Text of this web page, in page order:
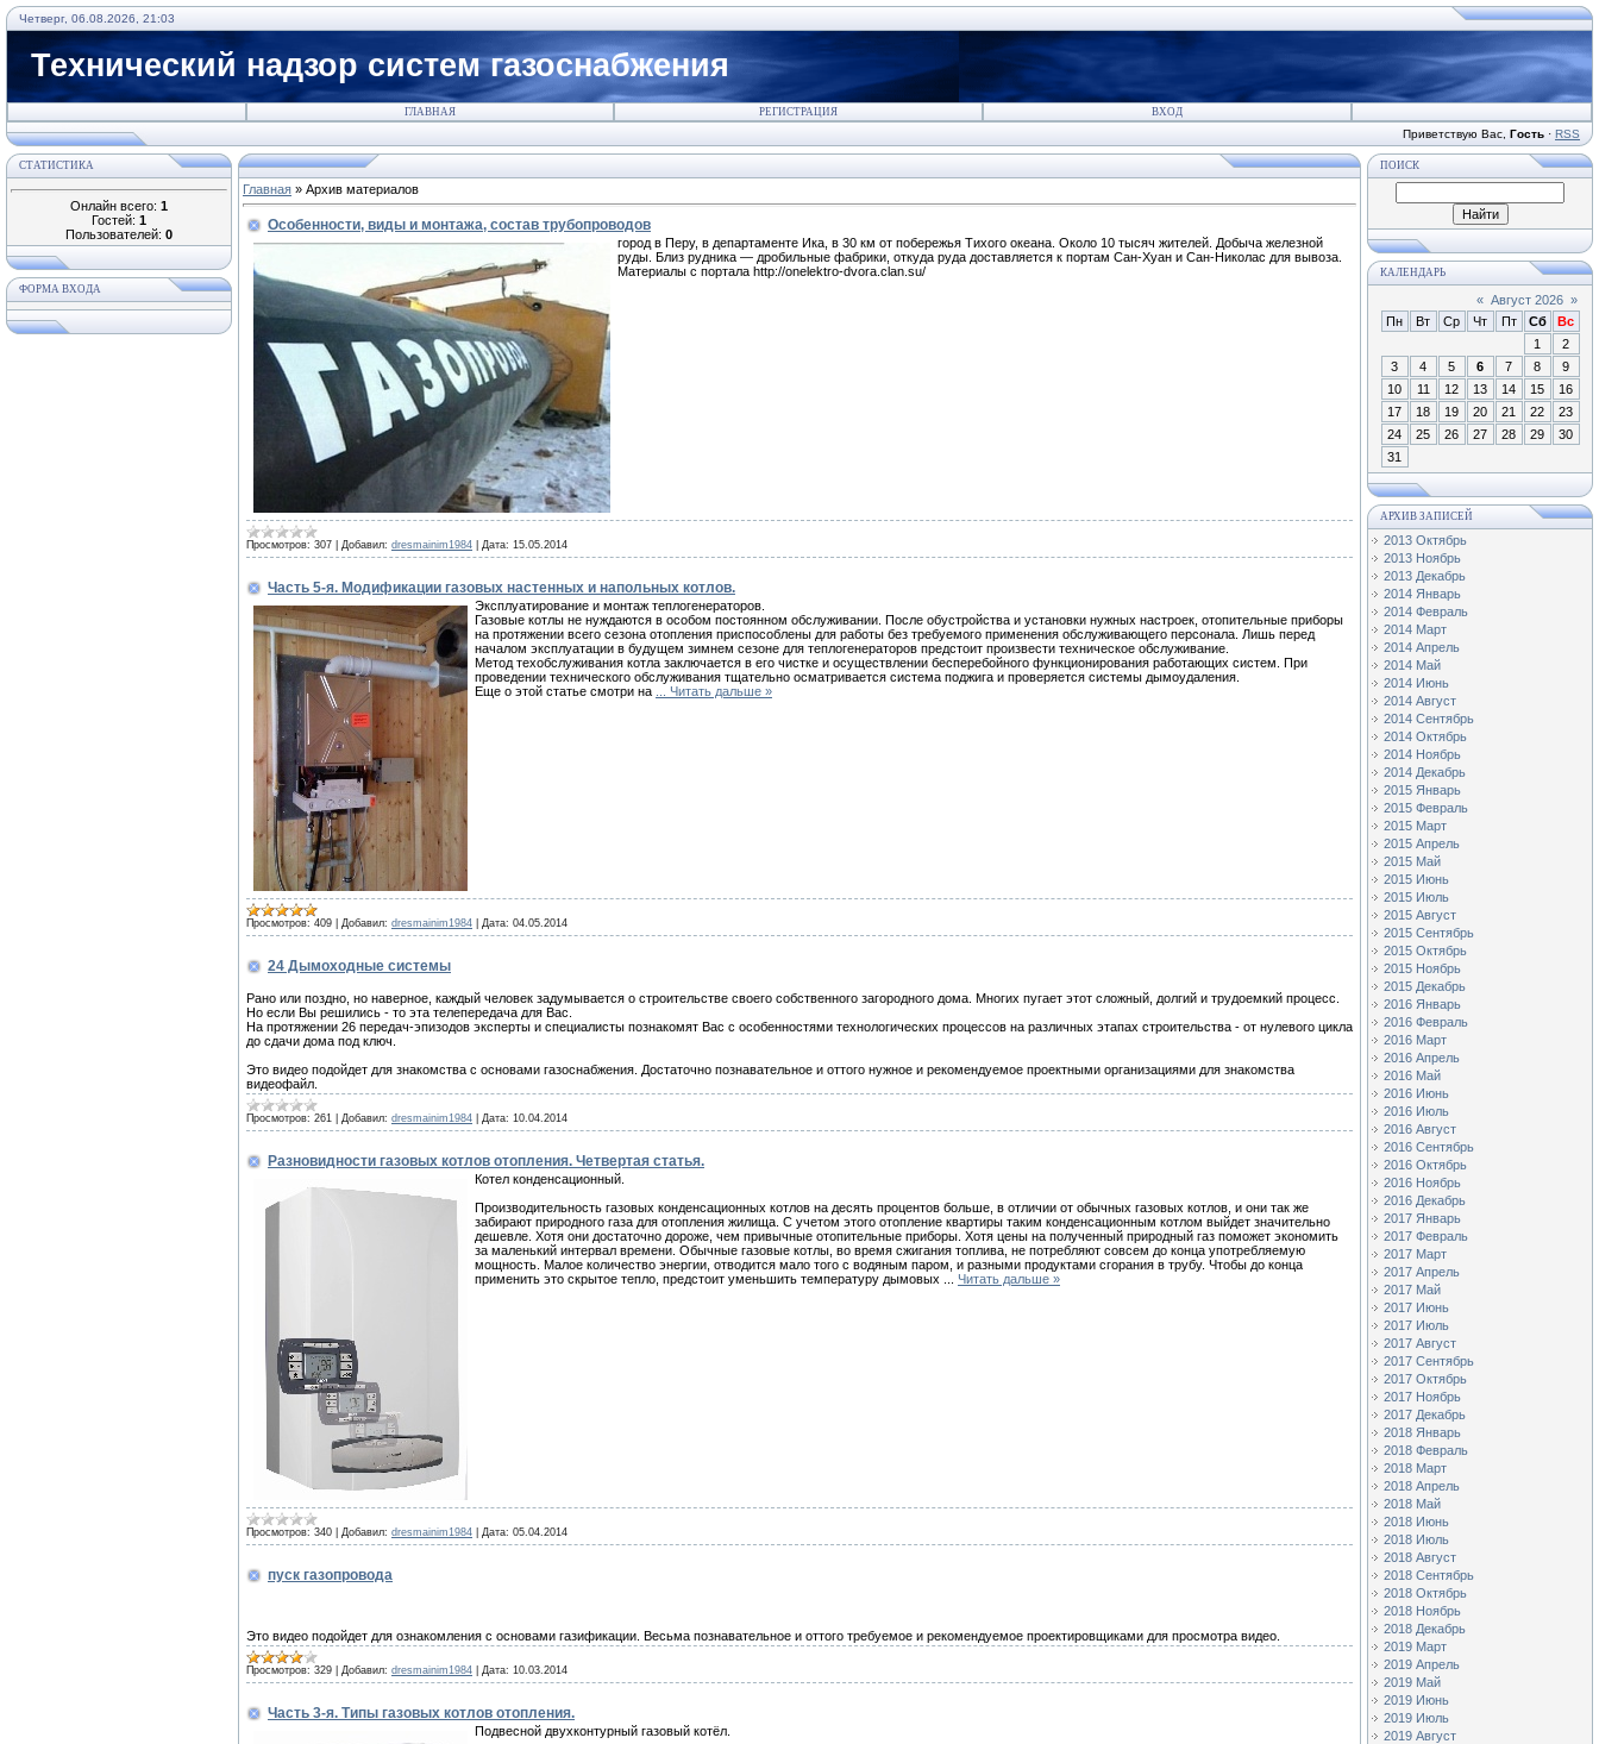
Четверг, 06.08.2026, 21:03
Технический надзор систем газоснабжения
ГЛАВНАЯ РЕГИСТРАЦИЯ ВХОД
Приветствую Вас Гость · RSS
СТАТИСТИКА
Онлайн всего: 1
Гостей: 1
Пользователей: 0
ФОРМА ВХОДА
Главная » Архив материалов
Особенности, виды и монтажа, состав трубопроводов
город в Перу, в департаменте Ика, в 30 км от побережья Тихого океана. Около 10 тысяч жителей. Добыча железной
руды. Близ рудника — дробильные фабрики, откуда руда доставляется к портам Сан-Хуан и Сан-Николас для вывоза.
Материалы с портала http://onelektro-dvora.clan.su/
Просмотров: 307 Добавил: dresmainim1984 Дата: 15.05.2014
Часть 5-я. Модификации газовых настенных и напольных котлов.
Эксплуатирование и монтаж теплогенераторов.
Газовые котлы не нуждаются в особом постоянном обслуживании. После обустройства и установки нужных настроек, отопительные приборы
на протяжении всего сезона отопления приспособлены для работы без требуемого применения обслуживающего персонала. Лишь перед
началом эксплуатации в будущем зимнем сезоне для теплогенераторов предстоит произвести техническое обслуживание.
Метод техобслуживания котла заключается в его чистке и осуществлении бесперебойного функционирования работающих систем. При
проведении технического обслуживания тщательно осматривается система поджига и проверяется системы дымоудаления.
Еще о этой статье смотри на
Читать дальше »
Просмотров: 409 Добавил: dresmainim1984 Дата: 04.05.2014
24 Дымоходные системы
Рано или поздно, но наверное, каждый человек задумывается о строительстве своего собственного загородного дома. Многих пугает этот сложный, долгий и трудоемкий процесс.
Но если Вы решились - то эта телепередача для Вас.
На протяжении 26 передач-эпизодов эксперты и специалисты познакомят Вас с особенностями технологических процессов на различных этапах строительства - от нулевого цикла
до сдачи дома под ключ.
Это видео подойдет для знакомства с основами газоснабжения. Достаточно познавательное и оттого нужное и рекомендуемое проектными организациями для знакомства
видеофайл.
Просмотров: 261 Добавил: dresmainim1984 Дата: 10.04.2014
Разновидности газовых котлов отопления. Четвертая статья.
Котел конденсационный.
Производительность газовых конденсационных котлов на десять процентов больше, в отличии от обычных газовых котлов, и они так же
забирают природного газа для отопления жилища. С учетом этого отопление квартиры таким конденсационным котлом выйдет значительно
дешевле. Хотя они достаточно дороже, чем привычные отопительные приборы. Хотя цены на полученный природный газ поможет экономить
за маленький интервал времени. Обычные газовые котлы, во время сжигания топлива, не потребляют совсем до конца употребляемую
мощность. Малое количество энергии, отводится мало того с водяным паром, и разными продуктами сгорания в трубу. Чтобы до конца
применить это скрытое тепло, предстоит уменьшить температуру дымовых
Читать дальше »
Просмотров: 340 Добавил: dresmainim1984 Дата: 05.04.2014
пуск газопровода
Это видео подойдет для ознакомления с основами газификации. Весьма познавательное и оттого требуемое и рекомендуемое проектировщиками для просмотра видео.
Просмотров: 329 Добавил: dresmainim1984 Дата: 10.03.2014
Часть 3-я. Типы газовых котлов отопления.
Подвесной двухконтурный газовый котёл.
ПОИСК
КАЛЕНДАРЬ
« Август 2026 »
Пн
Вт Ср Чт Пт Сб
Вс
1
2
3
4 5 6 7 8
9
10
11 12 13 14 15
16
17
18 19 20 21 22
23
24
25 26 27 28 29
30
31
АРХИВ ЗАПИСЕЙ
2013 Октябрь
2013 Ноябрь
2013 Декабрь
2014 Январь
2014 Февраль
2014 Март
2014 Апрель
2014 Май
2014 Июнь
2014 Август
2014 Сентябрь
2014 Октябрь
2014 Ноябрь
2014 Декабрь
2015 Январь
2015 Февраль
2015 Март
2015 Апрель
2015 Май
2015 Июнь
2015 Июль
2015 Август
2015 Сентябрь
2015 Октябрь
2015 Ноябрь
2015 Декабрь
2016 Январь
2016 Февраль
2016 Март
2016 Апрель
2016 Май
2016 Июнь
2016 Июль
2016 Август
2016 Сентябрь
2016 Октябрь
2016 Ноябрь
2016 Декабрь
2017 Январь
2017 Февраль
2017 Март
2017 Апрель
2017 Май
2017 Июнь
2017 Июль
2017 Август
2017 Сентябрь
2017 Октябрь
2017 Ноябрь
2017 Декабрь
2018 Январь
2018 Февраль
2018 Март
2018 Апрель
2018 Май
2018 Июнь
2018 Июль
2018 Август
2018 Сентябрь
2018 Октябрь
2018 Ноябрь
2018 Декабрь
2019 Март
2019 Апрель
2019 Май
2019 Июнь
2019 Июль
2019 Август